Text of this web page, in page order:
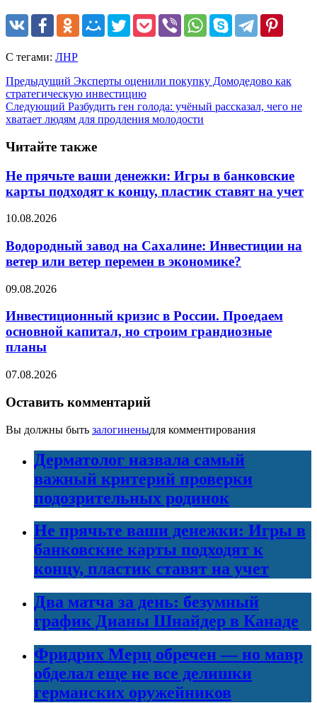
С тегами: ЛНР
Предыдущий Эксперты оценили покупку Домодедово как
стратегическую инвестицию
Следующий Разбудить ген голода: учёный рассказал, чего не
хватает людям для продления молодости
Читайте также
Не прячьте ваши денежки: Игры в банковские
карты подходят к концу, пластик ставят на учет
10.08.2026
Водородный завод на Сахалине: Инвестиции на
ветер или ветер перемен в экономике?
09.08.2026
Инвестиционный кризис в России. Проедаем
основной капитал, но строим грандиозные
планы
07.08.2026
Оставить комментарий
Вы должны быть залогиненыдля комментирования
Дерматолог назвала самый
важный критерий проверки
подозрительных родинок
Не прячьте ваши денежки: Игры в
банковские карты подходят к
концу, пластик ставят на учет
Два матча за день: безумный
график Дианы Шнайдер в Канаде
Фридрих Мерц обречен — но мавр
обделал еще не все делишки
германских оружейников